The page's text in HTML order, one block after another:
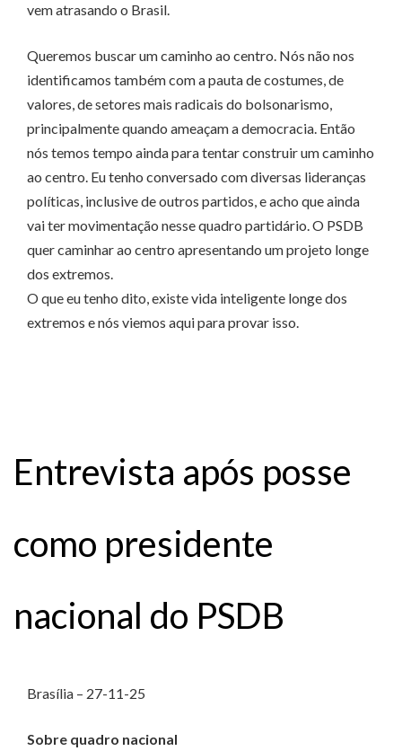
vem atrasando o Brasil.
Queremos buscar um caminho ao centro. Nós não nos
identificamos também com a pauta de costumes, de
valores, de setores mais radicais do bolsonarismo,
principalmente quando ameaçam a democracia. Então
nós temos tempo ainda para tentar construir um caminho
ao centro. Eu tenho conversado com diversas lideranças
políticas, inclusive de outros partidos, e acho que ainda
vai ter movimentação nesse quadro partidário. O PSDB
quer caminhar ao centro apresentando um projeto longe
dos extremos.
O que eu tenho dito, existe vida inteligente longe dos
extremos e nós viemos aqui para provar isso.
Entrevista após posse
como presidente
nacional do PSDB
Brasília – 27-11-25
Sobre quadro nacional